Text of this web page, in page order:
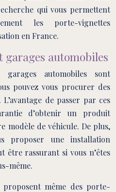
qui vous permettent
les porte-vignettes
en France.
garages automobiles
garages automobiles sont
pouvez vous procurer des
de passer par ces
d’obtenir un produit
modèle de véhicule. De plus,
proposer une installation
être rassurant si vous n’êtes
même.
proposent même des porte-